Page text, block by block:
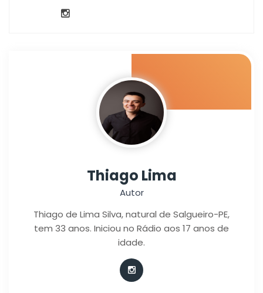
Thiago Lima
Autor
Thiago de Lima Silva, natural de Salgueiro-PE,
tem 33 anos. Iniciou no Rádio aos 17 anos de
idade.